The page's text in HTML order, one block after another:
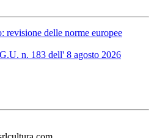
revisione delle norme europee
n. 183 dell' 8 agosto 2026